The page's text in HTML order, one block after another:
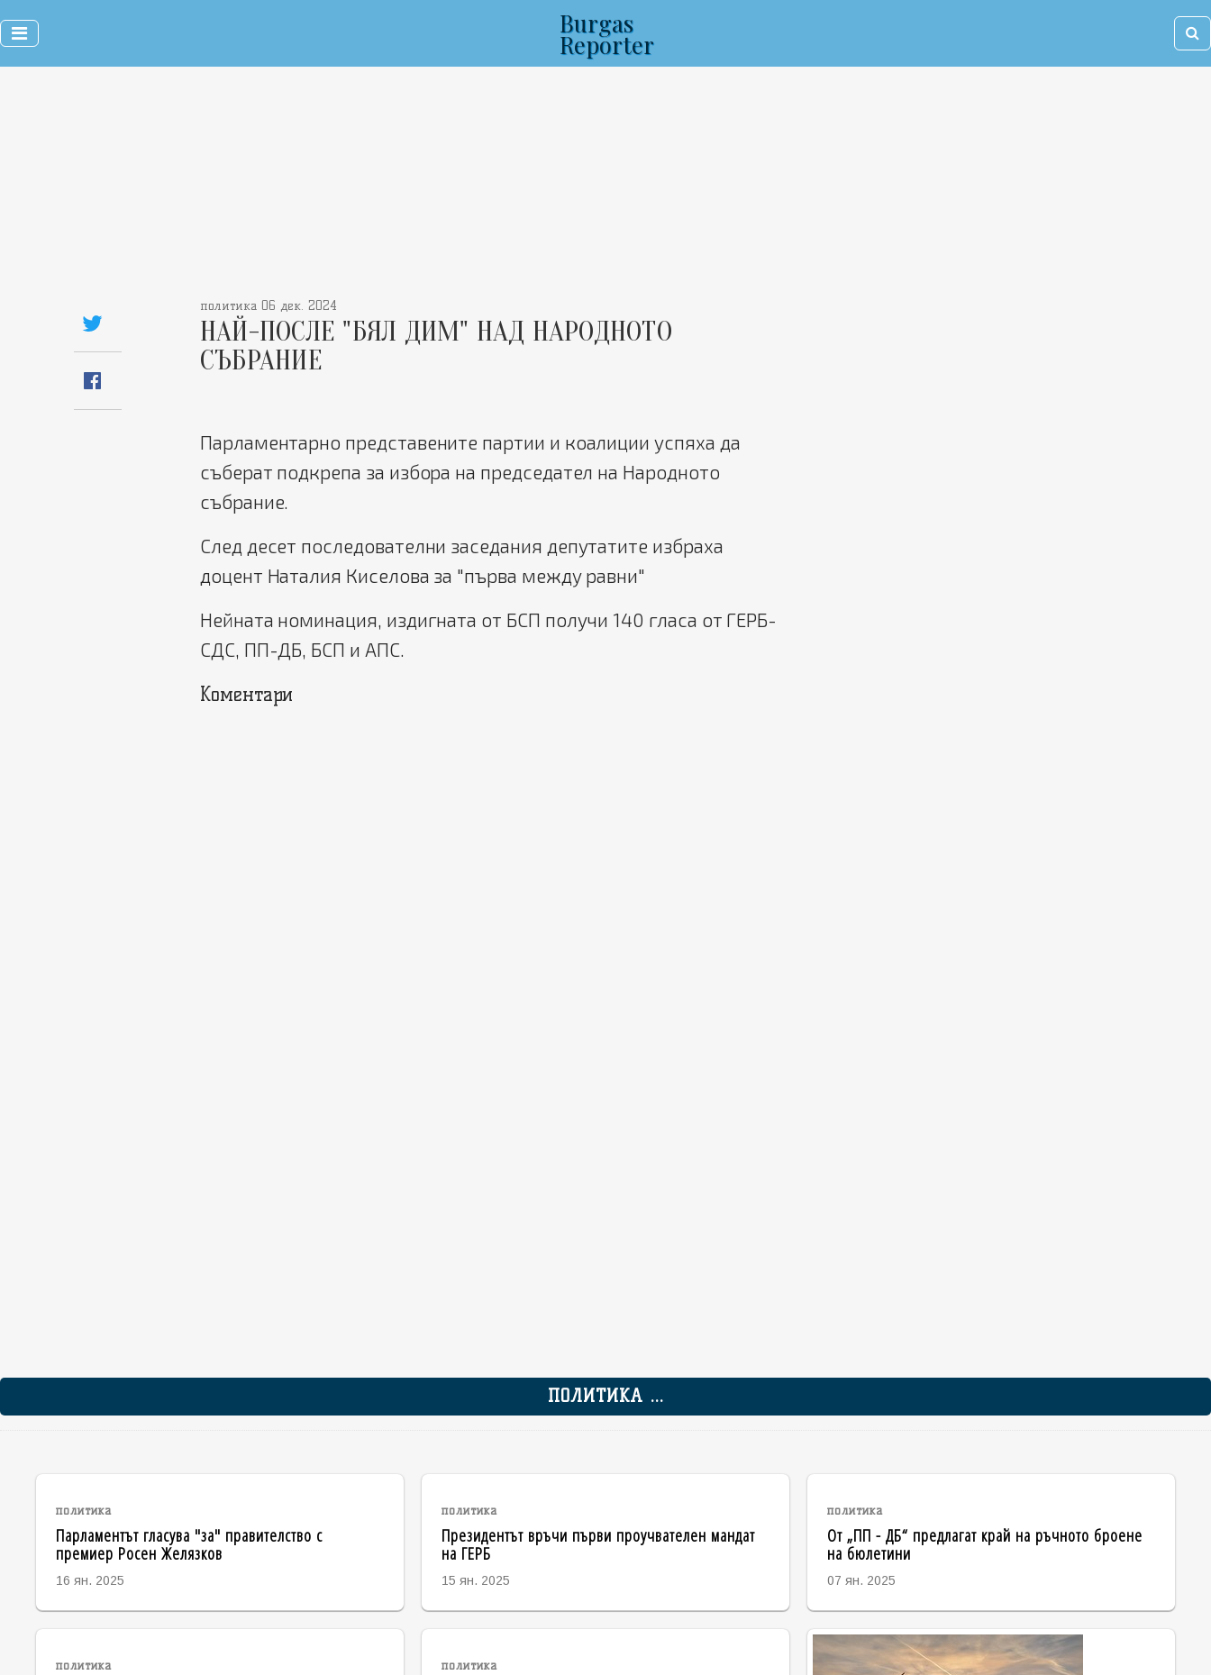
Burgas
Reporter
политика 06 дек. 2024
НАЙ-ПОСЛЕ "БЯЛ ДИМ" НАД НАРОДНОТО
СЪБРАНИЕ
Парламентарно представените партии и коалиции успяха да
съберат подкрепа за избора на председател на Народното
събрание.
След десет последователни заседания депутатите избраха
доцент Наталия Киселова за "първа между равни"
Нейната номинация, издигната от БСП получи 140 гласа от ГЕРБ-
СДС, ПП-ДБ, БСП и АПС.
Коментари
ПОЛИТИКА ...
политика
Парламентът гласува "за" правителство с
премиер Росен Желязков
16 ян. 2025
политика
Президентът връчи първи проучвателен мандат
на ГЕРБ
15 ян. 2025
политика
От „ПП - ДБ“ предлагат край на ръчното броене
на бюлетини
07 ян. 2025
политика политика